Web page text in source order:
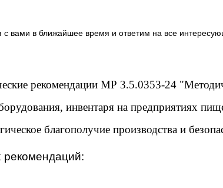
вами в ближайшее время и ответим на все
рекомендации МР 3.5.0353-24
инвентаря на предприятиях
благополучие производства и
рекомендаций: